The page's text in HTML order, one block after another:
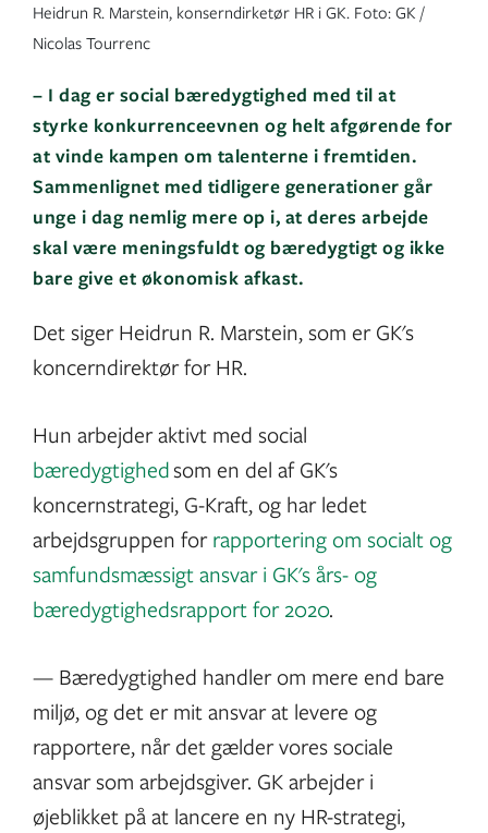
Heidrun R. Marstein, konserndirketør HR i GK. Foto: GK /
Nicolas Tourrenc
– I dag er social bæredygtighed med til at
styrke konkurrenceevnen og helt afgørende for
at vinde kampen om talenterne i fremtiden.
Sammenlignet med tidligere generationer går
unge i dag nemlig mere op i, at deres arbejde
skal være meningsfuldt og bæredygtigt og ikke
bare give et økonomisk afkast.
Det siger Heidrun R. Marstein, som er GK's
koncerndirektør for HR.
Hun arbejder aktivt med social
bæredygtighedsom en del af GK's
koncernstrategi, G-Kraft, og har ledet
arbejdsgruppen forrapportering om socialt og
samfundsmæssigt ansvar i GK's års- og
bæredygtighedsrapport for 2020.
— Bæredygtighed handler om mere end bare
miljø, og det er mit ansvar at levere og
rapportere, når det gælder vores sociale
ansvar som arbejdsgiver. GK arbejder i
øjeblikket på at lancere en ny HR-strategi,